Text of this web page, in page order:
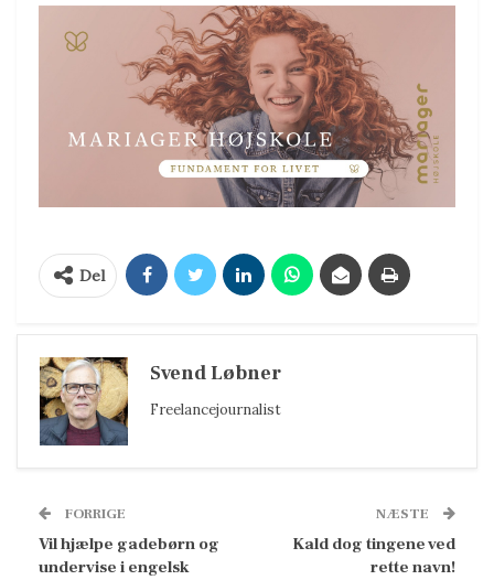
Del
Svend Løbner
Freelancejournalist
FORRIGE
Vil hjælpe gadebørn og
undervise i engelsk
NÆSTE
Kald dog tingene ved
rette navn!